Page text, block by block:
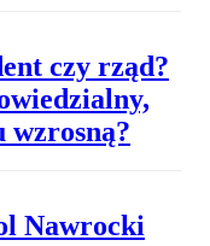
czy rząd?
wzrosną?
Nawrocki